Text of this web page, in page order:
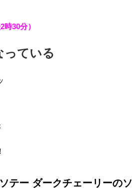
30分）
っている
テー ダークチェーリーのソ